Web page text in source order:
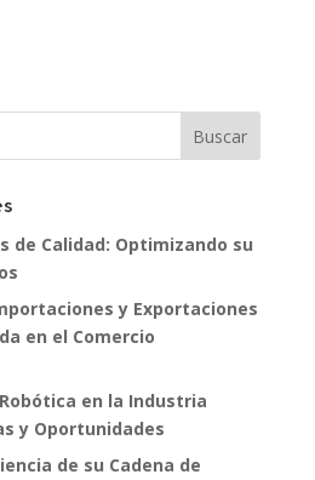
de Calidad: Optimizando su
y Exportaciones
en el Comercio
en la Industria
y Oportunidades
de su Cadena de